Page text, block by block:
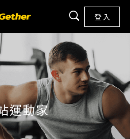
登 入
運動家